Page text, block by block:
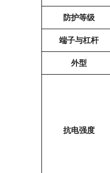
防护等级
端子与杠杆
外型
抗电强度